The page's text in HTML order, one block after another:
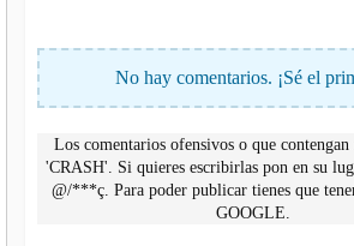
No hay comentarios. ¡Sé el
Los comentarios ofensivos o que contengan
'CRASH'. Si quieres escribirlas pon en su
@/***ç. Para poder publicar tienes que
GOOGLE.